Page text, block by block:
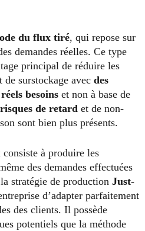
du flux tiré, qui repose sur
demandes réelles. Ce type
principal de réduire les
surstockage avec des
besoins et non à base de
de retard et de non-
sont bien plus présents.
à produire les
des demandes effectuées
stratégie de production Just-
d’adapter parfaitement
des clients. Il possède
potentiels que la méthode